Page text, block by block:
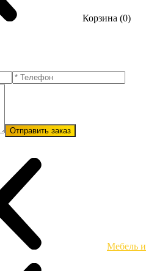
Корзина (0)
Отправить заказ
Мебель и